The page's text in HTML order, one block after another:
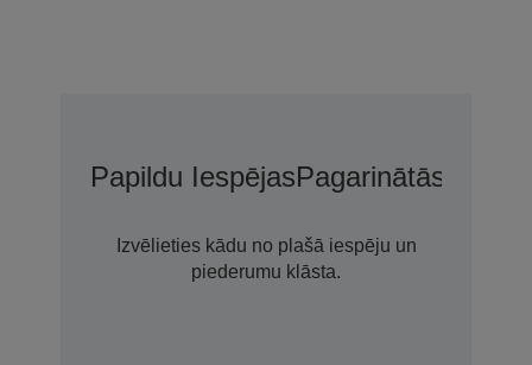
Papildu IespējasPagarinātās
Izvēlieties kādu no plašā iespēju un
piederumu klāsta.